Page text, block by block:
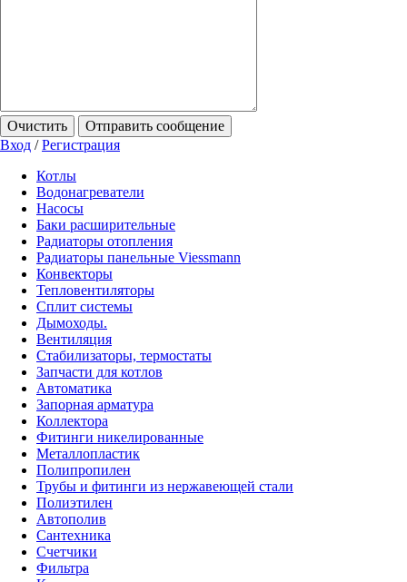
Очистить
Отправить сообщение
Вход / Регистрация
Котлы
Водонагреватели
Насосы
Баки расширительные
Радиаторы отопления
Радиаторы панельные Viessmann
Конвекторы
Тепловентиляторы
Сплит системы
Дымоходы.
Вентиляция
Стабилизаторы, термостаты
Запчасти для котлов
Автоматика
Запорная арматура
Коллектора
Фитинги никелированные
Металлопластик
Полипропилен
Трубы и фитинги из нержавеющей стали
Полиэтилен
Автополив
Сантехника
Счетчики
Фильтра